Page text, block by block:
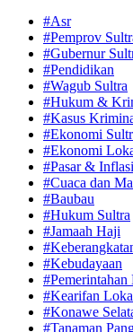
#Asr
#Pemprov
#Gubernur
#Pendidikan
#Wagub Sultra
#Hukum &
#Kasus
#Ekonomi
#Ekonomi
#Pasar & Inflasi
#Cuaca dan
#Baubau
#Hukum Sultra
#Jamaah Haji
#Kebudayaan
#Pemerintahan
#Kearifan
#Konawe
#Tanaman